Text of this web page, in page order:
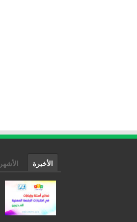
الأخيرة الأشهر